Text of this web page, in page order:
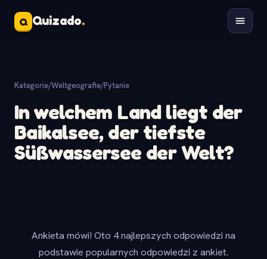
Q Quizado.
Kategorie/Weltgeografie/Pytanie
In welchem Land liegt der
Baikalsee, der tiefste
Süßwassersee der Welt?
Ankieta mówi! Oto 4 najlepszych odpowiedzi na
podstawie popularnych odpowiedzi z ankiet.